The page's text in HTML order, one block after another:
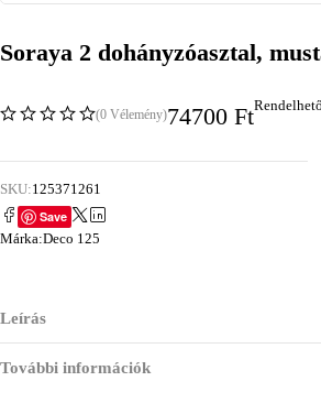
Soraya 2 dohányzóasztal,
(0 Vélemény)74700 FtRendelhető
SKU:125371261
Save
Márka:Deco 125
Leírás
További információk